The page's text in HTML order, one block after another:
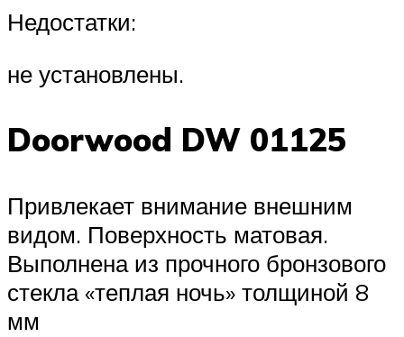
Недостатки:
не установлены.
Doorwood DW 01125
Привлекает внимание внешним
видом. Поверхность матовая.
Выполнена из прочного бронзового
стекла «теплая ночь» толщиной 8
мм